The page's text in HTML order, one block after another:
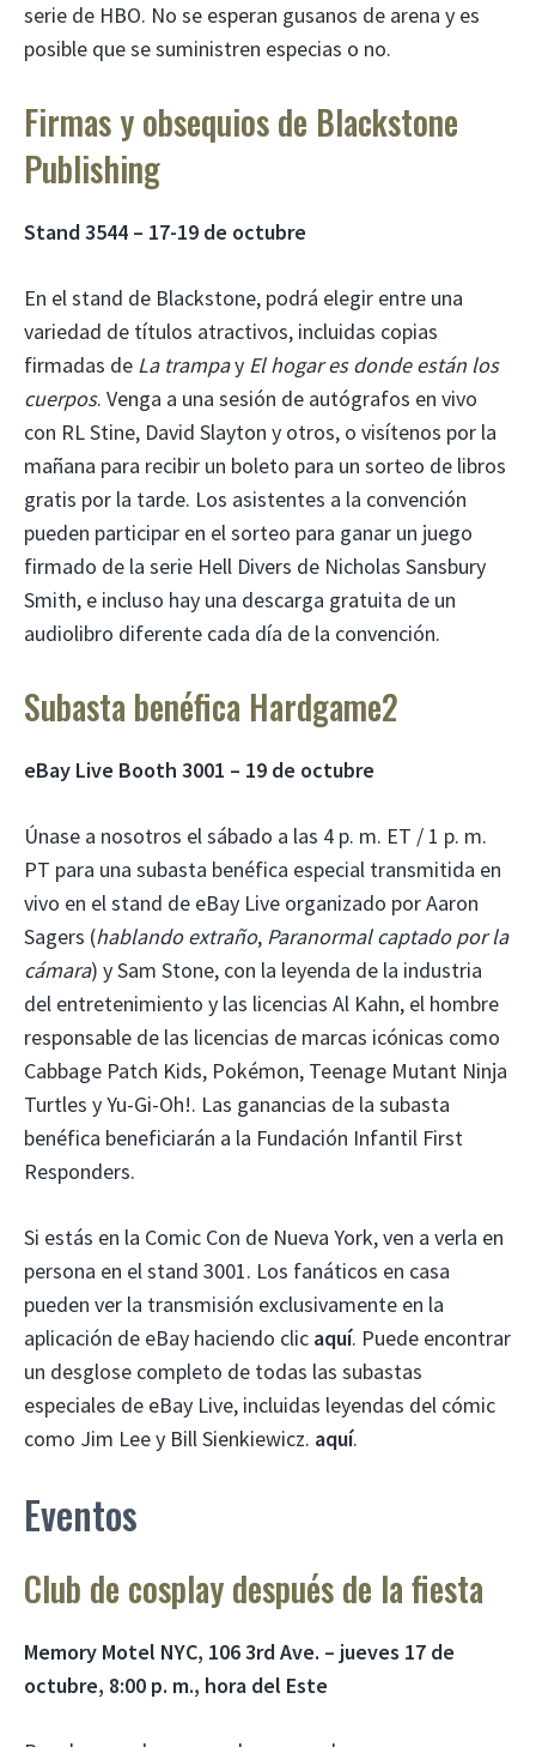
serie de HBO. No se esperan gusanos de arena y es
posible que se suministren especias o no.
Firmas y obsequios de Blackstone
Publishing
Stand 3544 – 17-19 de octubre
En el stand de Blackstone, podrá elegir entre una
variedad de títulos atractivos, incluidas copias
firmadas de La trampay El hogar es donde están los
cuerpos. Venga a una sesión de autógrafos en vivo
con RL Stine, David Slayton y otros, o visítenos por la
mañana para recibir un boleto para un sorteo de libros
gratis por la tarde. Los asistentes a la convención
pueden participar en el sorteo para ganar un juego
firmado de la serie Hell Divers de Nicholas Sansbury
Smith, e incluso hay una descarga gratuita de un
audiolibro diferente cada día de la convención.
Subasta benéfica Hardgame2
eBay Live Booth 3001 – 19 de octubre
Únase a nosotros el sábado a las 4 p. m. ET / 1 p. m.
PT para una subasta benéfica especial transmitida en
vivo en el stand de eBay Live organizado por Aaron
Sagers (hablando extraño, Paranormal captado por la
cámara) y Sam Stone, con la leyenda de la industria
del entretenimiento y las licencias Al Kahn, el hombre
responsable de las licencias de marcas icónicas como
Cabbage Patch Kids, Pokémon, Teenage Mutant Ninja
Turtles y Yu-Gi-Oh!. Las ganancias de la subasta
benéfica beneficiarán a la Fundación Infantil First
Responders.
Si estás en la Comic Con de Nueva York, ven a verla en
persona en el stand 3001. Los fanáticos en casa
pueden ver la transmisión exclusivamente en la
aplicación de eBay haciendo clic aquí. Puede encontrar
un desglose completo de todas las subastas
especiales de eBay Live, incluidas leyendas del cómic
como Jim Lee y Bill Sienkiewicz. aquí.
Eventos
Club de cosplay después de la fiesta
Memory Motel NYC, 106 3rd Ave. – jueves 17 de
octubre, 8:00 p. m., hora del Este